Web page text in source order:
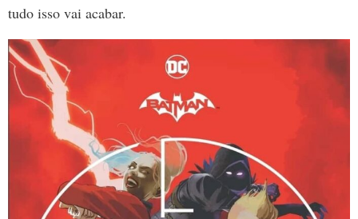
tudo isso vai acabar.